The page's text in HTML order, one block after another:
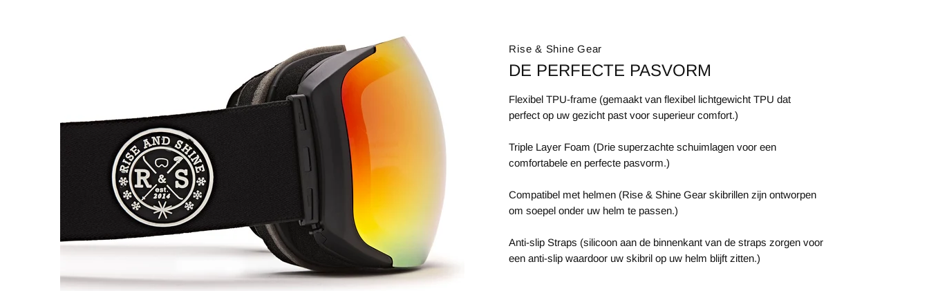
Rise & Shine Gear
DE PERFECTE PASVORM
Flexibel TPU-frame (gemaakt van flexibel lichtgewicht TPU dat
perfect op uw gezicht past voor superieur comfort.)
Triple Layer Foam (Drie superzachte schuimlagen voor een
comfortabele en perfecte pasvorm.)
Compatibel met helmen (Rise & Shine Gear skibrillen zijn ontworpen
om soepel onder uw helm te passen.)
Anti-slip Straps (silicoon aan de binnenkant van de straps zorgen voor
een anti-slip waardoor uw skibril op uw helm blijft zitten.)